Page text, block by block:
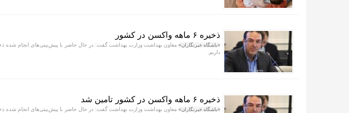
ذخیره ۶ ماهه واکسن در کشور
«باشگاه خبرنگاران»
داریم.
ذخیره ۶ ماهه واکسن در کشور تامین شد
«باشگاه خبرنگاران»